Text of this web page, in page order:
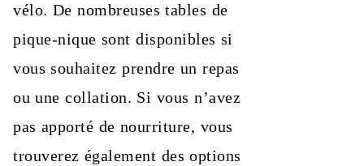
vélo. De nombreuses tables de
pique-nique sont disponibles si
vous souhaitez prendre un repas
ou une collation. Si vous n’avez
pas apporté de nourriture, vous
trouverez également des options